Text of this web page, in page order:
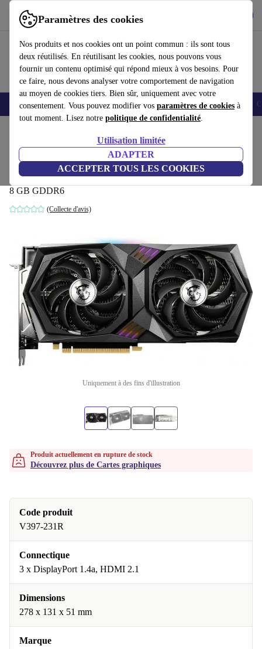
Paramètres des cookies
Nos produits et nos cookies ont un point commun : ils sont tous
deux réutilisés. En réutilisant les cookies, nous pouvons vous
fournir un contenu optimisé qui répond mieux à vos besoins. Pour
ce faire, nous devons analyser votre comportement de navigation
au moyen de cookies tiers. Bien sûr, uniquement avec votre
consentement. Vous pouvez modifier vos paramètres de cookies à
tout moment. Lisez notre politique de confidentialité.
Utilisation limitée
ADAPTER
ACCEPTER TOUS LES COOKIES
Utilisez refurbed rapidement et facilement
Smartphones Laptops Tablettes Montres connectées Accessoires
MSI GeForce RTX 3060 Ti Gaming X 8G
LHR
8 GB GDDR6
(Collecte d'avis)
Uniquement à des fins d'illustration
Produit actuellement en rupture de stock
Découvrez plus de Cartes graphiques
Code produit
V397-231R
Connectique
3 x DisplayPort 1.4a, HDMI 2.1
Dimensions
278 x 131 x 51 mm
Marque